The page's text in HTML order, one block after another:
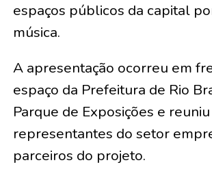
espaços públicos da capital
música.
A apresentação ocorreu em
espaço da Prefeitura de Rio
Parque de Exposições e
representantes do setor
parceiros do projeto.